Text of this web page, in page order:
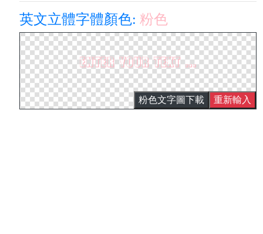
英文立體字體顏色:粉色
粉色文字圖下載 重新輸入